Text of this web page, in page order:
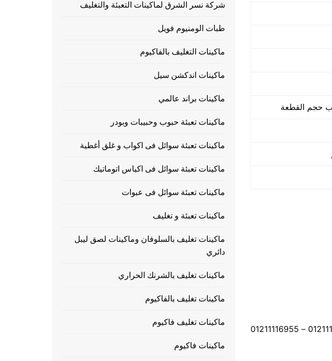
موبايل: 01211116954 – 01211116955 – 01211116956 – 01211116957 – 01211116958 – 01211116955
شركة نسر الشرق لماكينات التعبئة والتغليف
طبات الومنيوم فويل
ماكينات التغليف بالفاكيوم
ماكينات اندكشن سيل
ماكينات براند عالمي
ماكينات تعبئة حبوب وحبيبات وبودر
ماكينات تعبئة سوائل فى اكواب و غلق أغطية
ماكينات تعبئة سوائل فى اكياس اتوماتيك
ماكينات تعبئة سوائل فى عبوات
ماكينات تعبئة و تغليف
ماكينات تغليف بالسلوفان وماكينات لصق ليبل
دائري
ماكينات تغليف بالشرنك الحراري
ماكينات تغليف بالفاكيوم
ماكينات تغليف فاكيوم
ماكينات فاكيوم